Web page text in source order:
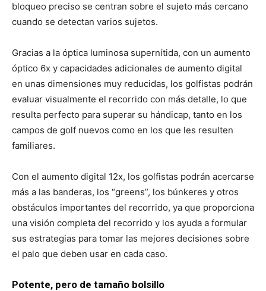
bloqueo preciso se centran sobre el sujeto más cercano
cuando se detectan varios sujetos.
Gracias a la óptica luminosa supernítida, con un aumento
óptico 6x y capacidades adicionales de aumento digital
en unas dimensiones muy reducidas, los golfistas podrán
evaluar visualmente el recorrido con más detalle, lo que
resulta perfecto para superar su hándicap, tanto en los
campos de golf nuevos como en los que les resulten
familiares.
Con el aumento digital 12x, los golfistas podrán acercarse
más a las banderas, los “greens”, los búnkeres y otros
obstáculos importantes del recorrido, ya que proporciona
una visión completa del recorrido y los ayuda a formular
sus estrategias para tomar las mejores decisiones sobre
el palo que deben usar en cada caso.
Potente, pero de tamaño bolsillo